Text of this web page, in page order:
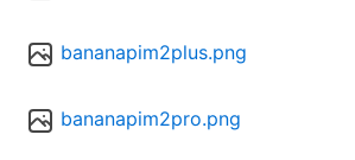
bananapim2plus.png
bananapim2pro.png